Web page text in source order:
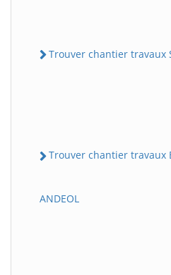
Trouver chantier travaux
Trouver chantier travaux
ANDEOL